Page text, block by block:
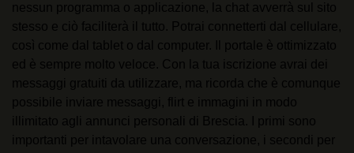
nessun programma o applicazione, la chat avverrà sul sito
stesso e ciò faciliterà il tutto. Potrai connetterti dal cellulare,
così come dal tablet o dal computer. Il portale è ottimizzato
ed è sempre molto veloce. Con la tua iscrizione avrai dei
messaggi gratuiti da utilizzare, ma ricorda che è comunque
possibile inviare messaggi, flirt e immagini in modo
illimitato agli annunci personali di Brescia. I primi sono
importanti per intavolare una conversazione, i secondi per